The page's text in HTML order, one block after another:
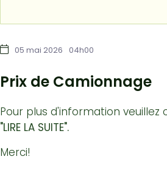
05 mai 2026 04h00
Prix de Camionnage
Pour plus d'information veuillez
"LIRE LA SUITE".
Merci!